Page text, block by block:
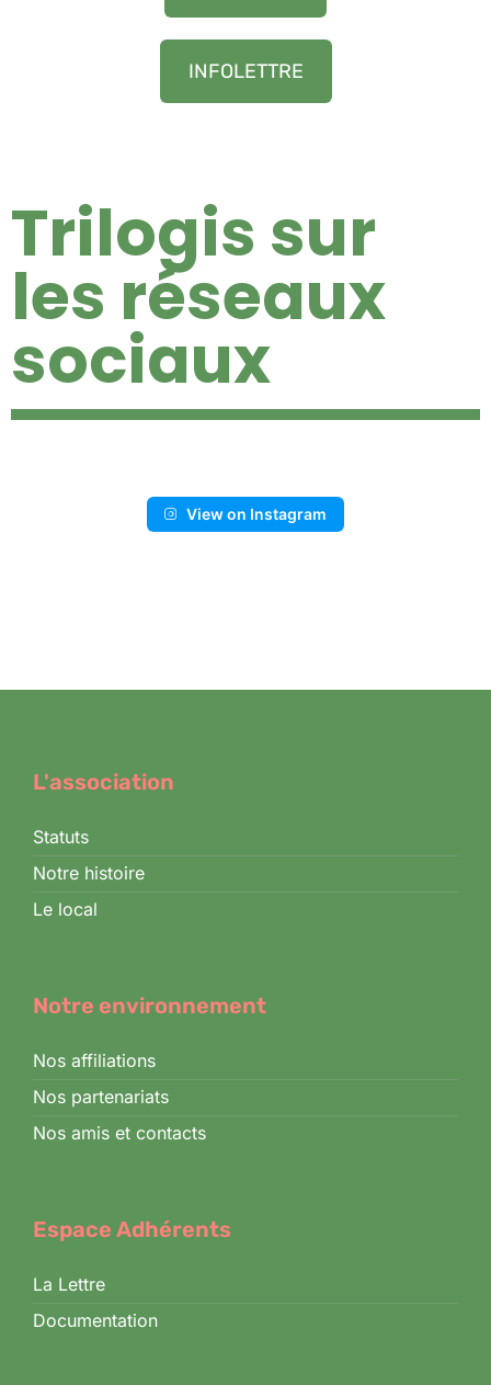
INFOLETTRE
Trilogis sur
les réseaux
sociaux
View on Instagram
L'association
Statuts
Notre histoire
Le local
Notre environnement
Nos affiliations
Nos partenariats
Nos amis et contacts
Espace Adhérents
La Lettre
Documentation